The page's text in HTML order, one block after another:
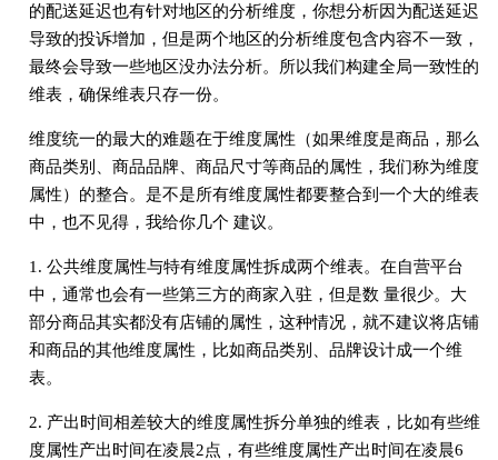
的配送延迟也有针对地区的分析维度，你想分析因为配送延迟
导致的投诉增加，但是两个地区的分析维度包含内容不⼀致，
最终会导致⼀些地区没办法分析。所以我们构建全局⼀致性的
维表，确保维表只存⼀份。
维度统⼀的最⼤的难题在于维度属性（如果维度是商品，那么
商品类别、商品品牌、商品尺⼨等商品的属性，我们称为维度
属性）的整合。是不是所有维度属性都要整合到⼀个⼤的维表
中，也不⻅得，我给你⼏个 建议。
1. 公共维度属性与特有维度属性拆成两个维表。在⾃营平台
中，通常也会有⼀些第三⽅的商家⼊驻，但是数 量很少。⼤
部分商品其实都没有店铺的属性，这种情况，就不建议将店铺
和商品的其他维度属性，⽐如商品类别、品牌设计成⼀个维
表。
2. 产出时间相差较⼤的维度属性拆分单独的维表，⽐如有些维
度属性产出时间在凌晨2点，有些维度属性产出时间在凌晨6